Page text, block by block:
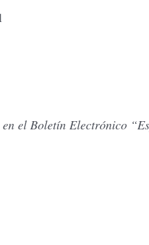
el Boletín Electrónico